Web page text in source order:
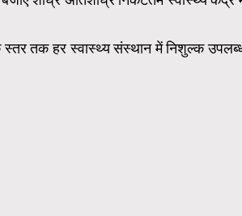
स्तर तक हर स्वास्थ्य संस्थान में निशुल्क